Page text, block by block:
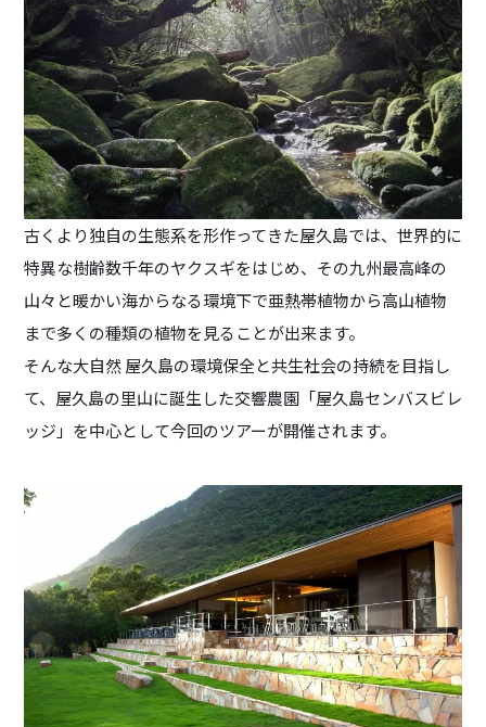
古くより独自の生態系を形作ってきた屋久島では、世界的に
特異な樹齢数千年のヤクスギをはじめ、その九州最高峰の
山々と暖かい海からなる環境下で亜熱帯植物から高山植物
まで多くの種類の植物を見ることが出来ます。
そんな大自然 屋久島の環境保全と共生社会の持続を目指し
て、屋久島の里山に誕生した交響農園「屋久島センバスビレ
ッジ」を中心として今回のツアーが開催されます。